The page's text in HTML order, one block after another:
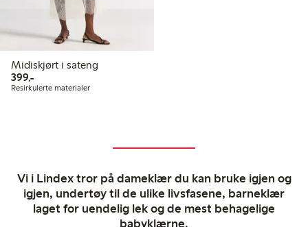
Midiskjørt i sateng
399,-399,00 kr
Resirkulerte materialer
Vi i Lindex tror på dameklær du kan bruke igjen og
igjen, undertøy til de ulike livsfasene, barneklær
laget for uendelig lek og de mest behagelige
babyklærne.